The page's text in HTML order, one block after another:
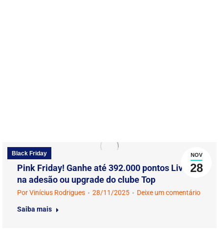
NOV
28
Black Friday
Pink Friday! Ganhe até 392.000 pontos Livelo
na adesão ou upgrade do clube Top
PorVinícius Rodrigues 28/11/2025 Deixe um comentário
Saiba mais